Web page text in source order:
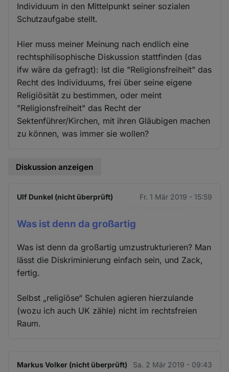
Individuum in den Mittelpunkt seiner sozialen
Schutzaufgabe stellt.
Hier muss meiner Meinung nach endlich eine
rechtsphilisophische Diskussion stattfinden (das
ifw wäre da gefragt): Ist die "Religionsfreiheit" das
Recht des Individuums, frei über seine eigene
Religiösität zu bestimmen, oder meint
"Religionsfreiheit" das Recht der
Sektenführer/Kirchen, mit ihren Gläubigen machen
zu können, was immer sie wollen?
Diskussion anzeigen
Ulf Dunkel (nicht überprüft) Fr. 1 Mär 2019 - 15:59
Was ist denn da großartig
Was ist denn da großartig umzustrukturieren? Man
lässt die Diskriminierung einfach sein, und Zack,
fertig.
Selbst „religiöse“ Schulen agieren hierzulande
(wozu ich auch UK zähle) nicht im rechtsfreien
Raum.
Markus Volker (nicht überprüft) Sa. 2 Mär 2019 - 09:43